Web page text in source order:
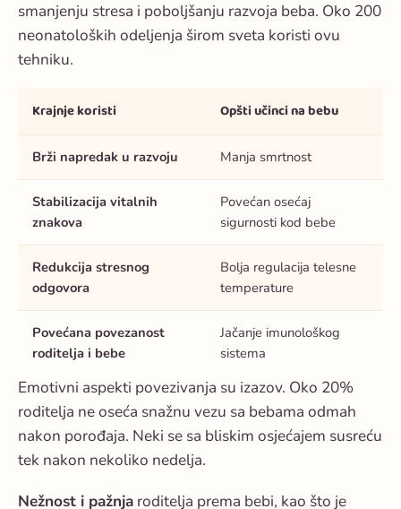
smanjenju stresa i poboljšanju razvoja beba. Oko 200
neonatoloških odeljenja širom sveta koristi ovu
tehniku.
Krajnje koristi Opšti učinci na bebu
Brži napredak u razvoju Manja smrtnost
Stabilizacija vitalnih
znakova
Povećan osećaj
sigurnosti kod bebe
Redukcija stresnog
odgovora
Bolja regulacija telesne
temperature
Povećana povezanost
roditelja i bebe
Jačanje imunološkog
sistema
Emotivni aspekti povezivanja su izazov. Oko 20%
roditelja ne oseća snažnu vezu sa bebama odmah
nakon porođaja. Neki se sa bliskim osjećajem susreću
tek nakon nekoliko nedelja.
Nežnost i pažnja roditelja prema bebi, kao što je